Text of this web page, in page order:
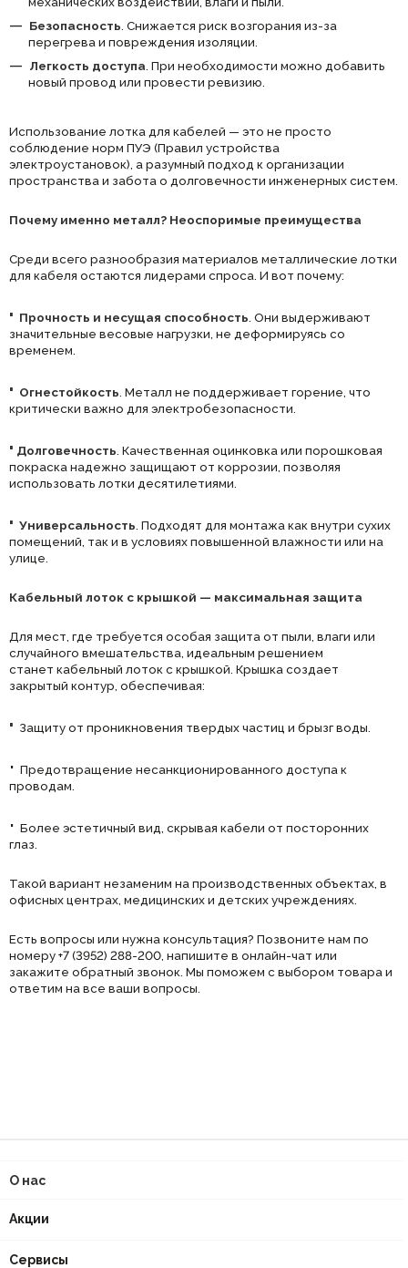
Безопасность. Снижается риск возгорания из-за
перегрева и повреждения изоляции.
Легкость доступа. При необходимости можно добавить
новый провод или провести ревизию.
Использование лотка для кабелей — это не просто
соблюдение норм ПУЭ (Правил устройства
электроустановок), а разумный подход к организации
пространства и забота о долговечности инженерных систем.
Почему именно металл? Неоспоримые преимущества
Среди всего разнообразия материалов металлические лотки
для кабеля остаются лидерами спроса. И вот почему:
· Прочность и несущая способность. Они выдерживают
значительные весовые нагрузки, не деформируясь со
временем.
· Огнестойкость. Металл не поддерживает горение, что
критически важно для электробезопасности.
· Долговечность. Качественная оцинковка или порошковая
покраска надежно защищают от коррозии, позволяя
использовать лотки десятилетиями.
· Универсальность. Подходят для монтажа как внутри сухих
помещений, так и в условиях повышенной влажности или на
улице.
Кабельный лоток с крышкой — максимальная защита
Для мест, где требуется особая защита от пыли, влаги или
случайного вмешательства, идеальным решением
станет кабельный лоток с крышкой. Крышка создает
закрытый контур, обеспечивая:
· Защиту от проникновения твердых частиц и брызг воды.
· Предотвращение несанкционированного доступа к
проводам.
· Более эстетичный вид, скрывая кабели от посторонних
глаз.
Такой вариант незаменим на производственных объектах, в
офисных центрах, медицинских и детских учреждениях.
Есть вопросы или нужна консультация? Позвоните нам по
номеру +7 (3952) 288-200, напишите в онлайн-чат или
закажите обратный звонок. Мы поможем с выбором товара и
ответим на все ваши вопросы.
О нас
Акции
Сервисы